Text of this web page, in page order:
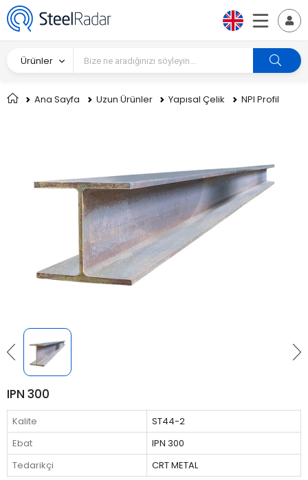
Ürünler
Ana Sayfa Uzun Ürünler Yapısal Çelik NPI Profil
IPN 300
Kalite
ST44-2
Ebat
IPN 300
Tedarikçi
CRT METAL